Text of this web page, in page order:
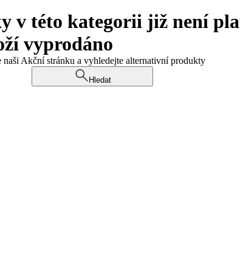
v této kategorii již není
vyprodáno
Akční stránku a vyhledejte alternativní produkty
Hledat